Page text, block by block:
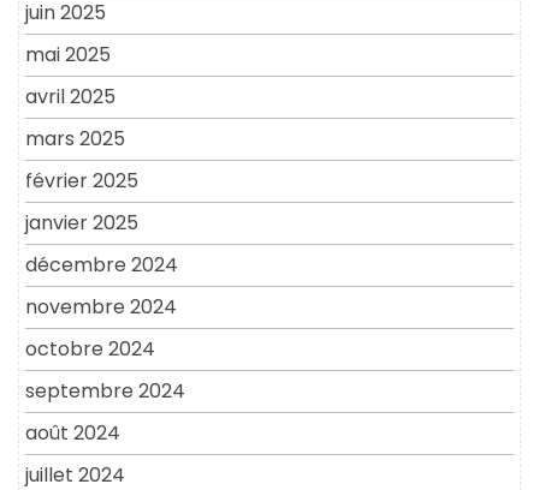
juin 2025
mai 2025
avril 2025
mars 2025
février 2025
janvier 2025
décembre 2024
novembre 2024
octobre 2024
septembre 2024
août 2024
juillet 2024